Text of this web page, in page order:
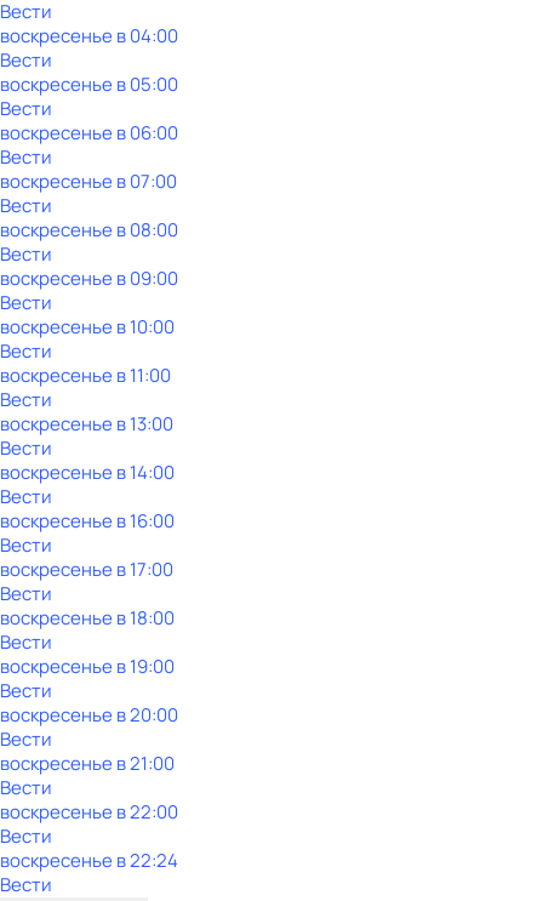
Вести
воскресенье в04:00
Вести
воскресенье в05:00
Вести
воскресенье в06:00
Вести
воскресенье в07:00
Вести
воскресенье в08:00
Вести
воскресенье в09:00
Вести
воскресенье в10:00
Вести
воскресенье в11:00
Вести
воскресенье в13:00
Вести
воскресенье в14:00
Вести
воскресенье в16:00
Вести
воскресенье в17:00
Вести
воскресенье в18:00
Вести
воскресенье в19:00
Вести
воскресенье в20:00
Вести
воскресенье в21:00
Вести
воскресенье в22:00
Вести
воскресенье в22:24
Вести